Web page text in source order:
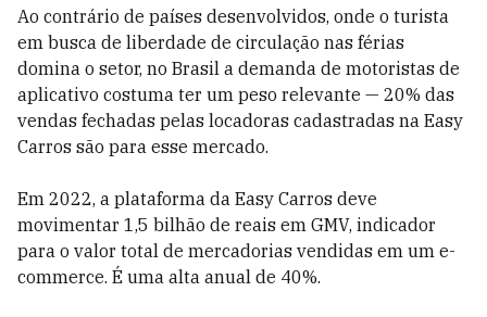
Ao contrário de países desenvolvidos, onde o turista
em busca de liberdade de circulação nas férias
domina o setor, no Brasil a demanda de motoristas de
aplicativo costuma ter um peso relevante — 20% das
vendas fechadas pelas locadoras cadastradas na Easy
Carros são para esse mercado.
Em 2022, a plataforma da Easy Carros deve
movimentar 1,5 bilhão de reais em GMV, indicador
para o valor total de mercadorias vendidas em um e-
commerce. É uma alta anual de 40%.